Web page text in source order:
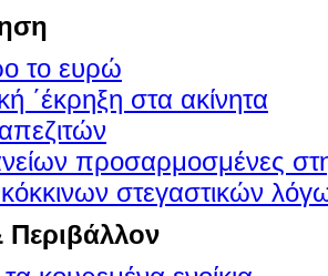
το ευρώ
΄έκρηξη στα ακίνητα
προσαρμοσμένες
στεγαστικών
Περιβάλλον